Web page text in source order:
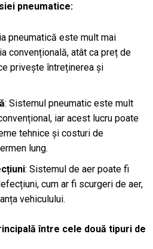
pneumatice:
pneumatică este mult mai
convențională, atât ca preț de
privește întreținerea și
: Sistemul pneumatic este mult
iar acest lucru poate
tehnice și costuri de
lung.
: Sistemul de aer poate fi
cum ar fi scurgeri de aer,
vehiculului.
între cele două tipuri de